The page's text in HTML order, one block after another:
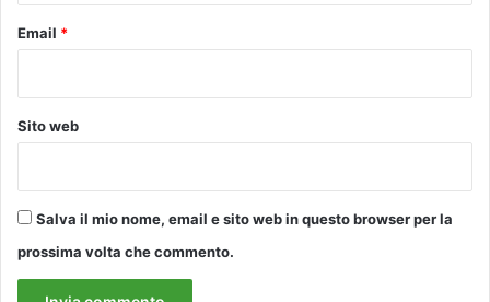
Email *
Sito web
Salva il mio nome, email e sito web in questo browser per la
prossima volta che commento.